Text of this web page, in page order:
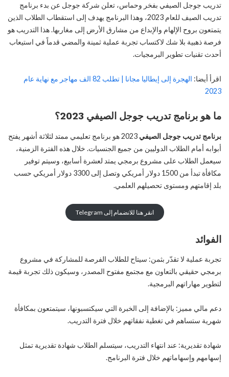
تدريب جوجل الصيفي بفخر وحماس، تعلن شركة جوجل عن بدء برنامج
تدريب الصيف للعام 2023، وهذا البرنامج يهدف إلى استقطاب الطلاب الذين
يتمتعون بروح الإلهام والإبداع من مشارق الأرض إلى مغاربها. هذا التدريب هو
فرصة ذهبية بلا شك لاكتساب تجربة عملية ثمينة والمضي قدماً في استيعاب
أحدث تقنيات تطوير البرمجيات.
اقرأ أيضا:
الهجرة إلى إيطاليا مجانا | تطلب 82 الف مهاجر مع نهاية عام
2023
ما هو برنامج تدريب جوجل الصيفي 2023؟
برنامج تدريب جوجل الصيفي
2023 هو برنامج تعليمي ممتد لثلاثة أشهر يفتح
أبوابه أمام الطلاب الدوليين من جميع الجنسيات. خلال هذه الفترة الزمنية،
سيعمل الطلاب على مشروع برمجي يمتد لعشرة أسابيع، وسيتم توفير
مكافأة تبدأ من 1500 دولار أمريكي وتصل إلى 3300 دولار أمريكي حسب
بلد إقامتهم ومستوى تحصيلهم العلمي.
انقر هنا للانضمام إلى Telegram
الفوائد
تجربة عملية لا تقدّر بثمن: سيتاح للطلاب الفرصة للمشاركة في مشروع
برمجي حقيقي بالتعاون مع مجتمع مفتوح المصدر، وسيكون ذلك تجربة قيمة
لتطوير مهاراتهم البرمجية.
دعم مالي مميز: بالإضافة إلى الخبرة التي سيكتسبونها، سيتمتعون بمكافأة
شهرية ستساهم في تغطية نفقاتهم خلال فترة التدريب.
شهادة تقديرية: عند انتهاء التدريب، سيتسلم الطلاب شهادة تقديرية تمثل
إسهامهم وإسهاماتهم خلال فترة البرنامج.